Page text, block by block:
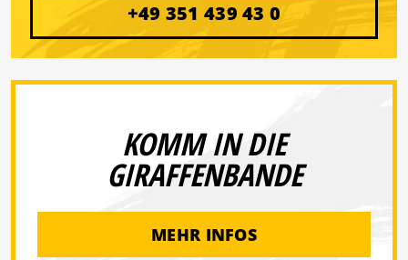
+49 351 439 43 0
KOMM IN DIE
GIRAFFENBANDE
MEHR INFOS